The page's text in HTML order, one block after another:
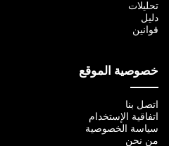
تحليلات
دليل
قوانين
خصوصية الموقع
اتصل بنا
اتفاقية الإستخدام
سياسة الخصوصية
من نحن